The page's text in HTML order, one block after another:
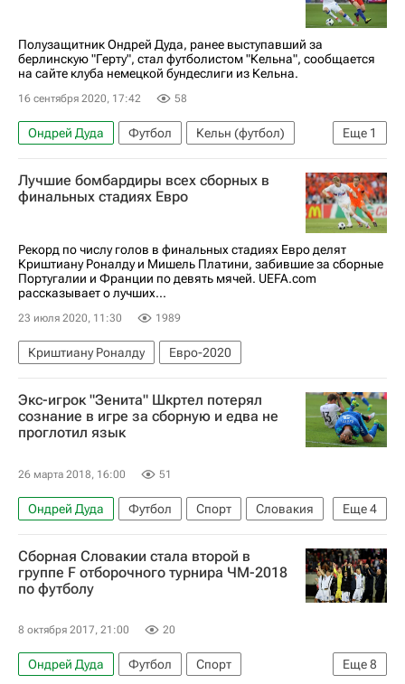
Полузащитник Ондрей Дуда, ранее выступавший за
берлинскую "Герту", стал футболистом "Кельна", сообщается
на сайте клуба немецкой бундеслиги из Кельна.
16 сентября 2020, 17:42 58
Еще 1
Ондрей Дуда Футбол
Кельн (футбол)
Герта
Лучшие бомбардиры всех сборных в
финальных стадиях Евро
Рекорд по числу голов в финальных стадиях Евро делят
Криштиану Роналду и Мишель Платини, забившие за сборные
Португалии и Франции по девять мячей. UEFA.com
рассказывает о лучших...
23 июля 2020, 11:30 1989
Криштиану Роналду Евро-2020
Экс-игрок "Зенита" Шкртел потерял
сознание в игре за сборную и едва не
проглотил язык
26 марта 2018, 16:00 51
Еще4
Ондрей Дуда Футбол Спорт
Словакия
Фенербахче
Зенит
Ливерпуль
Мартин Шкртел
Сборная Словакии стала второй в
группе F отборочного турнира ЧМ-2018
по футболу
8 октября 2017, 21:00 20
Еще8
Ондрей Дуда Футбол
Спорт